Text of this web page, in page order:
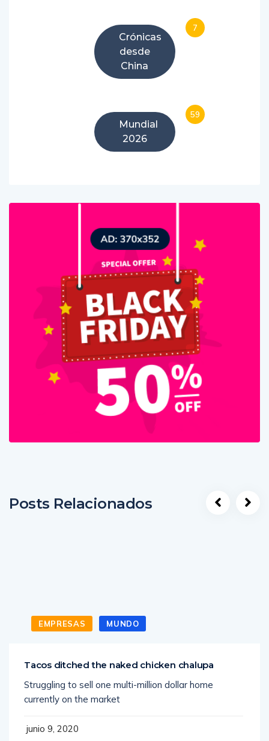
Crónicas
desde
China
7
Mundial
2026
59
Posts Relacionados
EMPRESAS MUNDO
Tacos ditched the naked chicken chalupa
Struggling to sell one multi-million dollar home
currently on the market
junio 9, 2020